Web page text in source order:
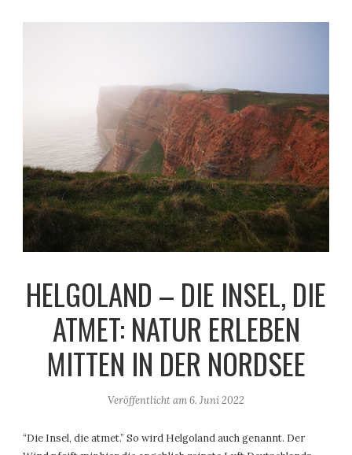
HELGOLAND – DIE INSEL, DIE
ATMET: NATUR ERLEBEN
MITTEN IN DER NORDSEE
Veröffentlicht am6. Juni 2022
“Die Insel, die atmet.” So wird Helgoland auch genannt. Der